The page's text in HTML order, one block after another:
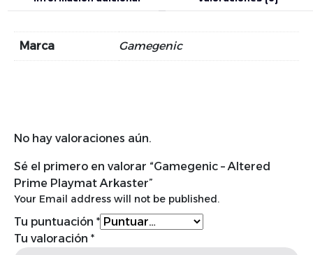
Marca Gamegenic
No hay valoraciones aún.
Sé el primero en valorar “Gamegenic – Altered
Prime Playmat Arkaster”
Your Email address will not be published.
Tu puntuación *
Tu valoración *